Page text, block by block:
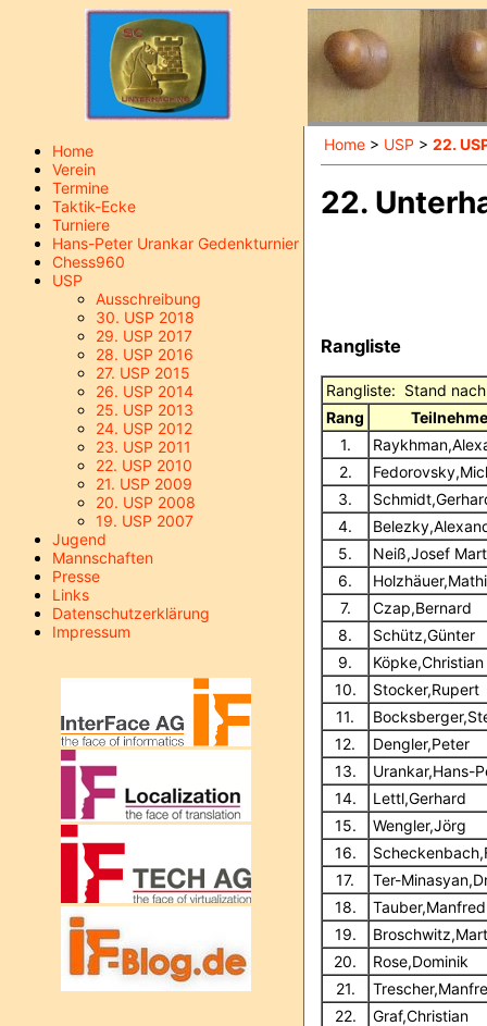
Home
Verein
Termine
Taktik-Ecke
Turniere
Hans-Peter Urankar Gedenkturnier
Chess960
USP
Ausschreibung
30. USP 2018
29. USP 2017
28. USP 2016
27. USP 2015
26. USP 2014
25. USP 2013
24. USP 2012
23. USP 2011
22. USP 2010
21. USP 2009
20. USP 2008
19. USP 2007
Jugend
Mannschaften
Presse
Links
Datenschutzerklärung
Impressum
Home > USP > 22.
22.
Rangliste
Rangliste: Stand
Rang
1.
2.
3.
4.
5.
Neiß,Josef
6.
7.
Czap,Bernard
8.
Schütz,Günter
9.
Köpke,Christian
10.
Stocker,Rupert
11.
12.
Dengler,Peter
13.
Urankar,Hans-
14.
Lettl,Gerhard
15.
Wengler,Jörg
16.
17.
Ter-
18.
Tauber,Manfred
19.
20.
Rose,Dominik
21.
22.
Graf,Christian